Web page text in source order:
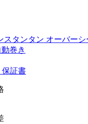
スタンタン オーバーシ
巻き
保証書